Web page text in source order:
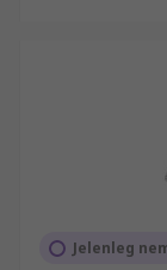
Jelenleg